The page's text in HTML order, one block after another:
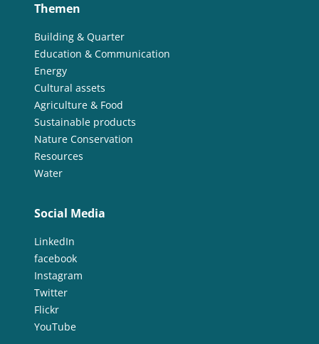
Themen
Building & Quarter
Education & Communication
Energy
Cultural assets
Agriculture & Food
Sustainable products
Nature Conservation
Resources
Water
Social Media
LinkedIn
facebook
Instagram
Twitter
Flickr
YouTube